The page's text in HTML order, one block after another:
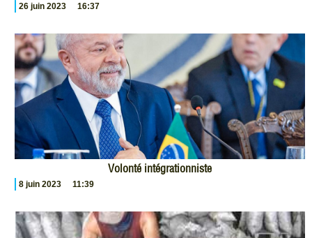
26 juin 2023 16:37
Volonté intégrationniste
8 juin 2023 11:39